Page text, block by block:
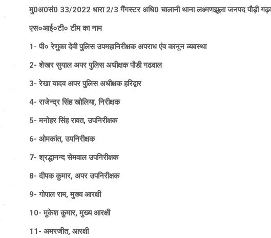
मु0अ0सं0 33/2022 धारा 2/3 गैंगस्टर अधि0 चालानी थाना लक्ष्मणझूला जनपद पौड़ी
एस०आई०टी० टीम का नाम
1- पी० रेणुका देवी पुलिस उपमहानिरीक्षक अपराध एंव कानून व्यवस्था
2- शेखर सुयाल अपर पुलिस अधीक्षक पौडी गढवाल
3- रेखा यादव अपर पुलिस अधीक्षक हरिद्वार
4- राजेन्द्र सिंह खोलिया, निरीक्षक
5- मनोहर सिंह रावत, उपनिरीक्षक
6- ओमकांत, उपनिरीक्षक
7- श्रद्धानन्द सेमवाल उपनिरीक्षक
8- दीपक कुमार, अपर उपनिरीक्षक
9- गोपाल राम, मुख्य आरक्षी
10- मुकेश कुमार, मुख्य आरक्षी
11- अमरजीत, आरक्षी